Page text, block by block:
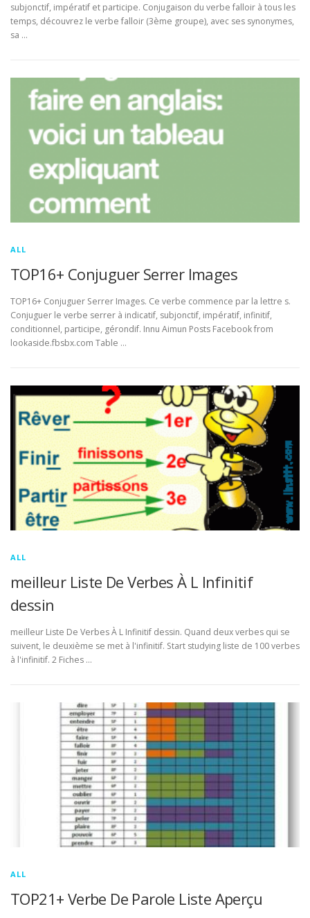
subjonctif, impératif et participe. Conjugaison du verbe falloir à tous les
temps, découvrez le verbe falloir (3ème groupe), avec ses synonymes,
sa …
ALL
TOP16+ Conjuguer Serrer Images
TOP16+ Conjuguer Serrer Images. Ce verbe commence par la lettre s.
Conjuguer le verbe serrer à indicatif, subjonctif, impératif, infinitif,
conditionnel, participe, gérondif. Innu Aimun Posts Facebook from
lookaside.fbsbx.com Table …
ALL
meilleur Liste De Verbes À L Infinitif
dessin
meilleur Liste De Verbes À L Infinitif dessin. Quand deux verbes qui se
suivent, le deuxième se met à l'infinitif. Start studying liste de 100 verbes
à l'infinitif. 2 Fiches …
ALL
TOP21+ Verbe De Parole Liste Aperçu